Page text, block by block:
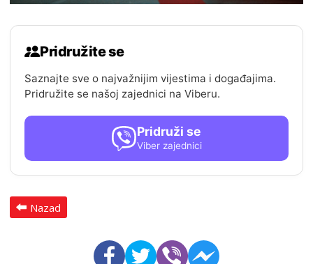
Pridružite se
Saznajte sve o najvažnijim vijestima i događajima.
Pridružite se našoj zajednici na Viberu.
Pridruži se
Viber zajednici
Nazad